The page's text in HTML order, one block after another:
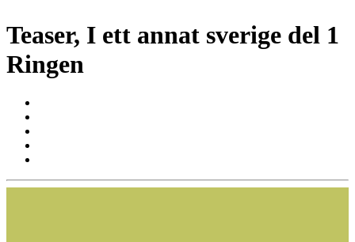
Teaser, I ett annat sverige del 1
Ringen